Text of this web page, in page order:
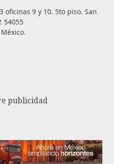
oficinas 9 y 10. 5to piso. San
54055
publicidad